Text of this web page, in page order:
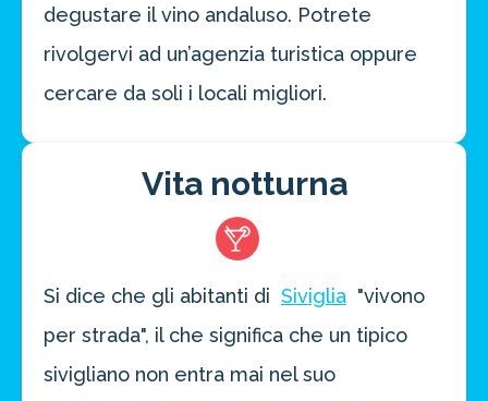
degustare il vino andaluso. Potrete
rivolgervi ad un’agenzia turistica oppure
cercare da soli i locali migliori.
Vita notturna
Si dice che gli abitanti di Siviglia "vivono
per strada", il che significa che un tipico
sivigliano non entra mai nel suo